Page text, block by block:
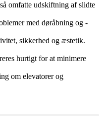
omfatte udskiftning af slidte
med døråbning og -
sikkerhed og æstetik.
hurtigt for at minimere
om elevatorer og